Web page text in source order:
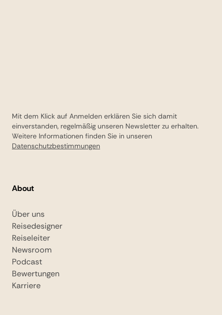
Mit dem Klick auf Anmelden erklären Sie sich damit
einverstanden, regelmäßig unseren Newsletter zu erhalten.
Weitere Informationen finden Sie in unseren
Datenschutzbestimmungen
About
Über uns
Reisedesigner
Reiseleiter
Newsroom
Podcast
Bewertungen
Karriere